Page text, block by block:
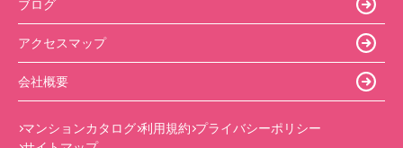
ブログ
アクセスマップ
会社概要
マンションカタログ 利用規約 プライバシーポリシー